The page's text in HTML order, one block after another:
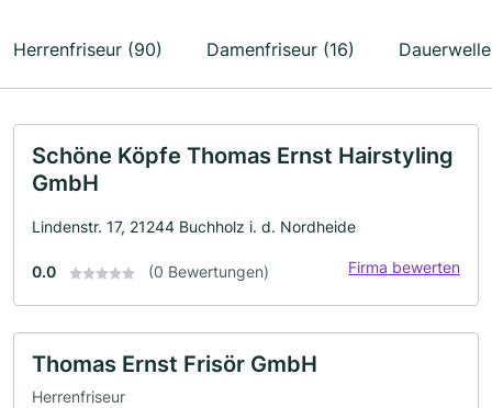
Herrenfriseur (90) Damenfriseur (16)
Schöne Köpfe Thomas Ernst Hairstyling
GmbH
Lindenstr. 17, 21244 Buchholz i. d. Nordheide
0.0 (0 Bewertungen) Firma bewerten
Thomas Ernst Frisör GmbH
Herrenfriseur